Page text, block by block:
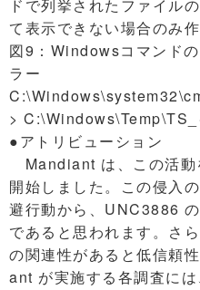
ドで列挙されたファイル
て表示できない場合のみ作
図9：Windowsコマンド
ラー
>
●アトリビューション
Mandiant は、この活動
開始しました。この侵入
避行動から、UNC3886
であると思われます。さ
の関連性があると低信頼
ant が実施する各調査に